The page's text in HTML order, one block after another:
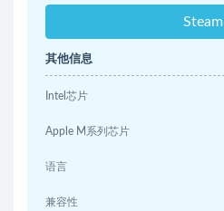
Steam
其他信息
Intel芯片
Apple M系列芯片
语言
兼容性